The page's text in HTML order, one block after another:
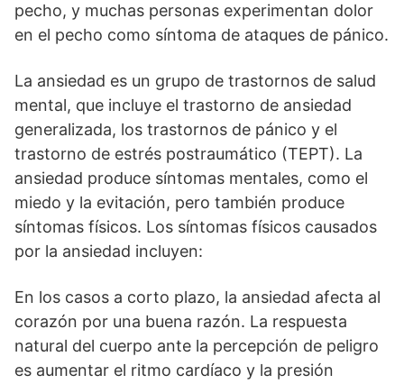
pecho, y muchas personas experimentan dolor
en el pecho como síntoma de ataques de pánico.
La ansiedad es un grupo de trastornos de salud
mental, que incluye el trastorno de ansiedad
generalizada, los trastornos de pánico y el
trastorno de estrés postraumático (TEPT). La
ansiedad produce síntomas mentales, como el
miedo y la evitación, pero también produce
síntomas físicos. Los síntomas físicos causados
por la ansiedad incluyen:
En los casos a corto plazo, la ansiedad afecta al
corazón por una buena razón. La respuesta
natural del cuerpo ante la percepción de peligro
es aumentar el ritmo cardíaco y la presión